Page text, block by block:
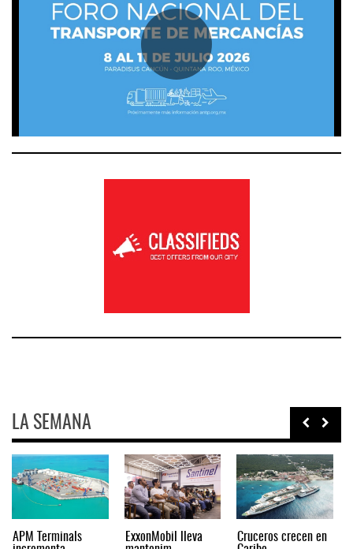
LA SEMANA
Agentes navieros
Volkswagen Truck &
Intermodal impulsa